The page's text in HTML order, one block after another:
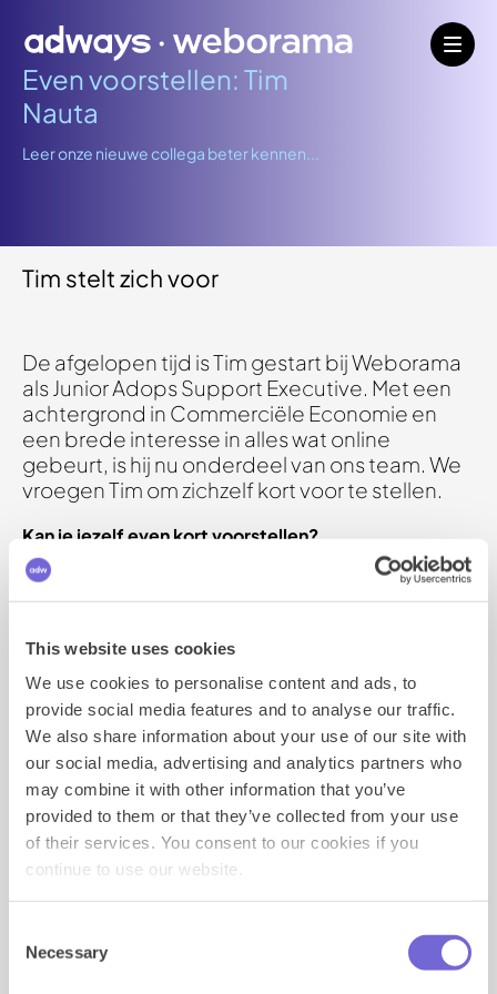
This website uses cookies
We use cookies to personalise content and ads, to
provide social media features and to analyse our traffic.
We also share information about your use of our site with
our social media, advertising and analytics partners who
may combine it with other information that you’ve
provided to them or that they’ve collected from your use
of their services. You consent to our cookies if you
continue to use our website.
Selection
Necessary
Even voorstellen: Tim
Nauta
Leer onze nieuwe collega beter kennen...
Tim stelt zich voor
De afgelopen tijd is Tim gestart bij Weborama
als Junior Adops Support Executive. Met een
achtergrond in Commerciële Economie en
een brede interesse in alles wat online
gebeurt, is hij nu onderdeel van ons team. We
vroegen Tim om zichzelf kort voor te stellen.
Kan je jezelf even kort voorstellen?
Hi, ik ben Tim. Ik heb Commerciële Economie
gestudeerd. Tijdens mijn studie heb ik me verdiept in
online marketing. Wat er allemaal online gebeurt,
opleiding ben ik me gaan verdiepen in web
development. Toen ontdekte ik dat coderen mij erg
ligt. Door mijn interesse in zowel coderen als online
marketing voel ik me dan ook helemaal op mijn plek
bij Weborama. Verder hou ik van strategische en
coöperatieve games, zowel online als bordspellen.
Hoe ervaar je het werken bij Weborama tot nu toe?
Ik heb het erg naar mijn zin bij Weborama. Het werk is
afwisselend en ik krijg de ruimte om echt de diepte in
te gaan, wat mij erg bevalt. Daarnaast is het prettig
om samen te werken met gelijkgestemden die net zo
Wat zijn je ambities?